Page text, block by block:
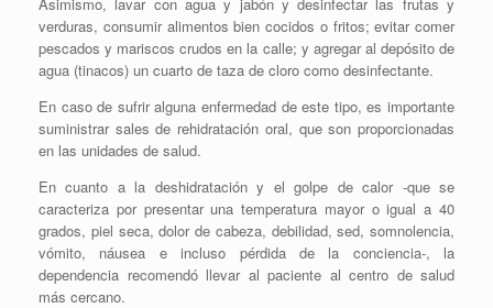
verduras, consumir alimentos bien cocidos o fritos; evitar comer
pescados y mariscos crudos en la calle; y agregar al depósito de
agua (tinacos) un cuarto de taza de cloro como desinfectante.
En caso de sufrir alguna enfermedad de este tipo, es importante
suministrar sales de rehidratación oral, que son proporcionadas
en las unidades de salud.
En cuanto a la deshidratación y el golpe de calor -que se
caracteriza por presentar una temperatura mayor o igual a 40
grados, piel seca, dolor de cabeza, debilidad, sed, somnolencia,
vómito, náusea e incluso pérdida de la conciencia-, la
dependencia recomendó llevar al paciente al centro de salud
más cercano.